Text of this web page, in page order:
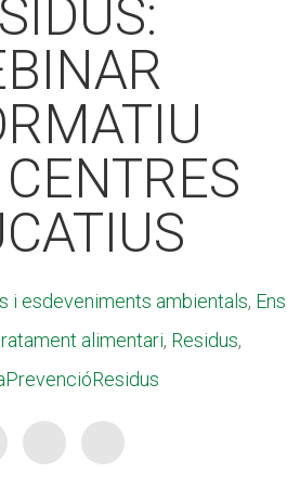
i esdeveniments ambientals, Ens
alimentari, Residus,
DE COLÒNIES
I JOVES
SECTOR
DE COLÒNIES
I JOVES
SECTOR